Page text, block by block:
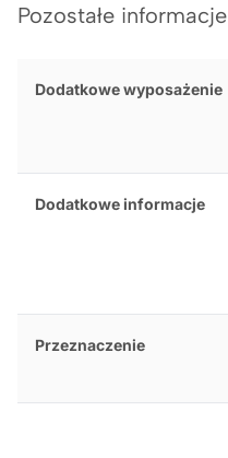
Pozostałe informacje
Dodatkowe wyposażenie
Dodatkowe informacje
Przeznaczenie